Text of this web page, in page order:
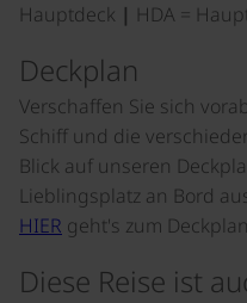
Hauptdeck | HDA =
Deckplan
Verschaffen Sie sich
Schiff und die
Blick auf unseren
Lieblingsplatz an Bord
HIER geht's zum
Diese Reise ist